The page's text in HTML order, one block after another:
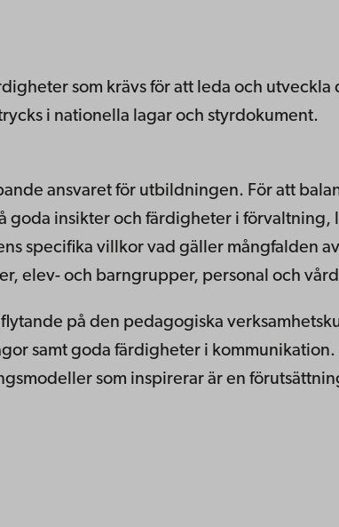
som krävs för att leda och utveckla
i nationella lagar och styrdokument.
ansvaret för utbildningen. För att
goda insikter och färdigheter i
specifika villkor vad gäller mångfalden
elev- och barngrupper, personal och
på den pedagogiska
samt goda färdigheter i
som inspirerar är en